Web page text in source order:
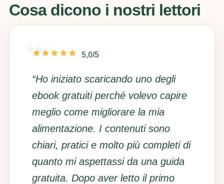
Cosa dicono i nostri lettori
5,0/5
“Ho iniziato scaricando uno degli
ebook gratuiti perché volevo capire
meglio come migliorare la mia
alimentazione. I contenuti sono
chiari, pratici e molto più completi di
quanto mi aspettassi da una guida
gratuita. Dopo aver letto il primo